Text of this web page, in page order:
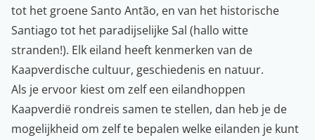
tot het groene Santo Antão, en van het historische
Santiago tot het paradijselijke Sal (hallo witte
stranden!). Elk eiland heeft kenmerken van de
Kaapverdische cultuur, geschiedenis en natuur.
Als je ervoor kiest om zelf een eilandhoppen
Kaapverdië rondreis samen te stellen, dan heb je de
mogelijkheid om zelf te bepalen welke eilanden je kunt